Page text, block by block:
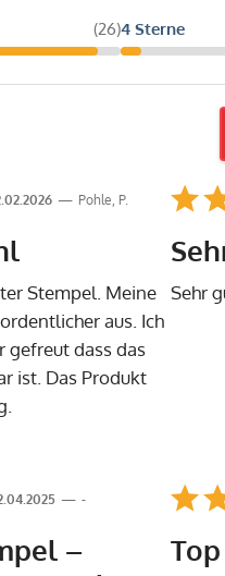
(26)4 Sterne
Pohle, P.
Stempel. Meine
aus. Ich
gefreut dass das
ist. Das Produkt
Sehr
-
–